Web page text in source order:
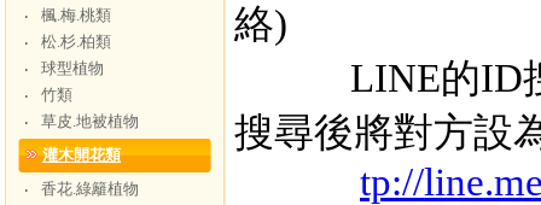
‧
楓.梅.桃類
‧
松.杉.柏類
‧
球型植物
‧
竹類
‧
草皮.地被植物
灌木開花類
‧
香花.綠籬植物
絡)
LINE的ID搜
搜尋後將對方設
tp://